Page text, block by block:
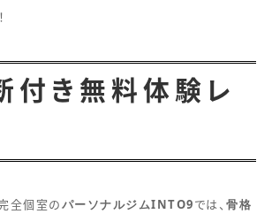
付き無料体験レ
全個室の パーソナルジムINTO9 では、骨格